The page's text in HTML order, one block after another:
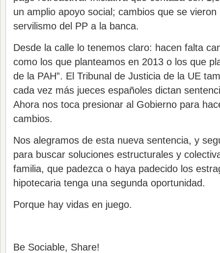
un amplio apoyo social; cambios que se
servilismo del PP a la banca.
Desde la calle lo tenemos claro: hacen falta
como los que planteamos en 2013 o los que
de la PAH”. El Tribunal de Justicia de la UE
cada vez más jueces españoles dictan
Ahora nos toca presionar al Gobierno para
cambios.
Nos alegramos de esta nueva sentencia, y
para buscar soluciones estructurales y
familia, que padezca o haya padecido los
hipotecaria tenga una segunda oportunidad.
Porque hay vidas en juego.
Be Sociable, Share!